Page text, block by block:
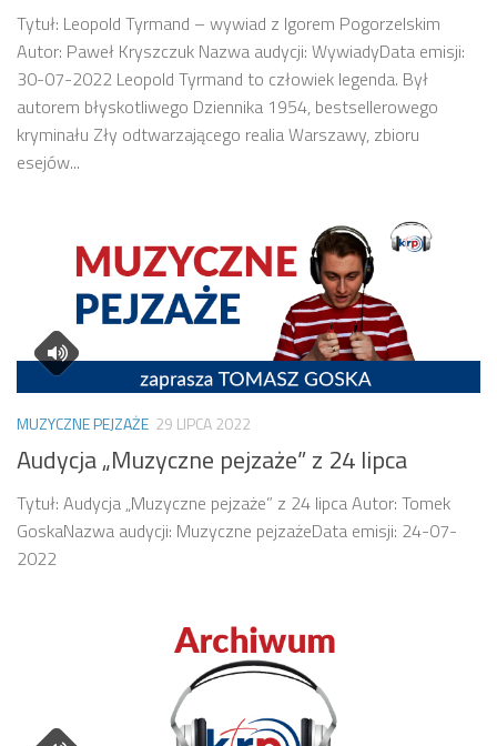
Tytuł: Leopold Tyrmand – wywiad z Igorem Pogorzelskim
Autor: Paweł Kryszczuk Nazwa audycji: WywiadyData emisji:
30-07-2022 Leopold Tyrmand to człowiek legenda. Był
autorem błyskotliwego Dziennika 1954, bestsellerowego
kryminału Zły odtwarzającego realia Warszawy, zbioru
esejów...
MUZYCZNE PEJZAŻE 29 LIPCA 2022
Audycja „Muzyczne pejzaże” z 24 lipca
Tytuł: Audycja „Muzyczne pejzaże” z 24 lipca Autor: Tomek
GoskaNazwa audycji: Muzyczne pejzażeData emisji: 24-07-
2022